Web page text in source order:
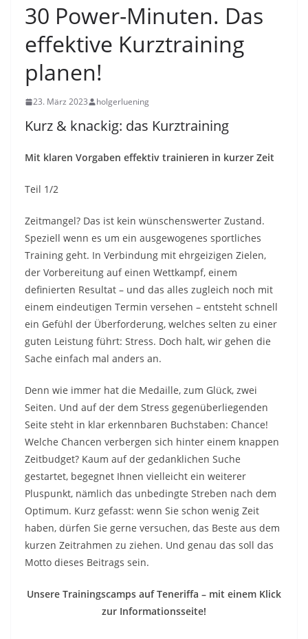
30 Power-Minuten. Das
effektive Kurztraining
planen!
23. März 2023 holgerluening
Kurz & knackig: das Kurztraining
Mit klaren Vorgaben effektiv trainieren in kurzer Zeit
Teil 1/2
Zeitmangel? Das ist kein wünschenswerter Zustand.
Speziell wenn es um ein ausgewogenes sportliches
Training geht. In Verbindung mit ehrgeizigen Zielen,
der Vorbereitung auf einen Wettkampf, einem
definierten Resultat – und das alles zugleich noch mit
einem eindeutigen Termin versehen – entsteht schnell
ein Gefühl der Überforderung, welches selten zu einer
guten Leistung führt: Stress. Doch halt, wir gehen die
Sache einfach mal anders an.
Denn wie immer hat die Medaille, zum Glück, zwei
Seiten. Und auf der dem Stress gegenüberliegenden
Seite steht in klar erkennbaren Buchstaben: Chance!
Welche Chancen verbergen sich hinter einem knappen
Zeitbudget? Kaum auf der gedanklichen Suche
gestartet, begegnet Ihnen vielleicht ein weiterer
Pluspunkt, nämlich das unbedingte Streben nach dem
Optimum. Kurz gefasst: wenn Sie schon wenig Zeit
haben, dürfen Sie gerne versuchen, das Beste aus dem
kurzen Zeitrahmen zu ziehen. Und genau das soll das
Motto dieses Beitrags sein.
Unsere Trainingscamps auf Teneriffa – mit einem Klick
zur Informationsseite!